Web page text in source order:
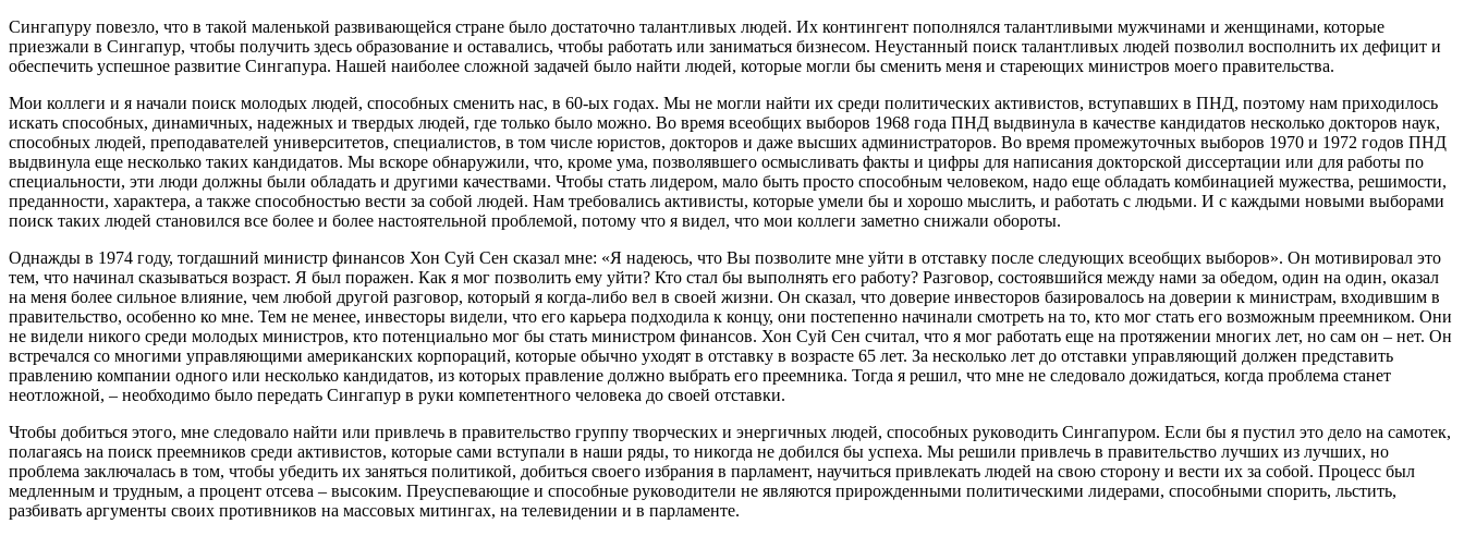
Сингапуру повезло, что в такой маленькой развивающейся стране было достаточно талантливых людей. Их контингент пополнялся талантливыми мужчинами и женщинами, которые
приезжали в Сингапур, чтобы получить здесь образование и оставались, чтобы работать или заниматься бизнесом. Неустанный поиск талантливых людей позволил восполнить их дефицит и
обеспечить успешное развитие Сингапура. Нашей наиболее сложной задачей было найти людей, которые могли бы сменить меня и стареющих министров моего правительства.
Мои коллеги и я начали поиск молодых людей, способных сменить нас, в 60-ых годах. Мы не могли найти их среди политических активистов, вступавших в ПНД, поэтому нам приходилось
искать способных, динамичных, надежных и твердых людей, где только было можно. Во время всеобщих выборов 1968 года ПНД выдвинула в качестве кандидатов несколько докторов наук,
способных людей, преподавателей университетов, специалистов, в том числе юристов, докторов и даже высших администраторов. Во время промежуточных выборов 1970 и 1972 годов ПНД
выдвинула еще несколько таких кандидатов. Мы вскоре обнаружили, что, кроме ума, позволявшего осмысливать факты и цифры для написания докторской диссертации или для работы по
специальности, эти люди должны были обладать и другими качествами. Чтобы стать лидером, мало быть просто способным человеком, надо еще обладать комбинацией мужества, решимости,
преданности, характера, а также способностью вести за собой людей. Нам требовались активисты, которые умели бы и хорошо мыслить, и работать с людьми. И с каждыми новыми выборами
поиск таких людей становился все более и более настоятельной проблемой, потому что я видел, что мои коллеги заметно снижали обороты.
Однажды в 1974 году, тогдашний министр финансов Хон Суй Сен сказал мне: «Я надеюсь, что Вы позволите мне уйти в отставку после следующих всеобщих выборов». Он мотивировал это
тем, что начинал сказываться возраст. Я был поражен. Как я мог позволить ему уйти? Кто стал бы выполнять его работу? Разговор, состоявшийся между нами за обедом, один на один, оказал
на меня более сильное влияние, чем любой другой разговор, который я когда-либо вел в своей жизни. Он сказал, что доверие инвесторов базировалось на доверии к министрам, входившим в
правительство, особенно ко мне. Тем не менее, инвесторы видели, что его карьера подходила к концу, они постепенно начинали смотреть на то, кто мог стать его возможным преемником. Они
не видели никого среди молодых министров, кто потенциально мог бы стать министром финансов. Хон Суй Сен считал, что я мог работать еще на протяжении многих лет, но сам он – нет. Он
встречался со многими управляющими американских корпораций, которые обычно уходят в отставку в возрасте 65 лет. За несколько лет до отставки управляющий должен представить
правлению компании одного или несколько кандидатов, из которых правление должно выбрать его преемника. Тогда я решил, что мне не следовало дожидаться, когда проблема станет
неотложной, – необходимо было передать Сингапур в руки компетентного человека до своей отставки.
Чтобы добиться этого, мне следовало найти или привлечь в правительство группу творческих и энергичных людей, способных руководить Сингапуром. Если бы я пустил это дело на самотек,
полагаясь на поиск преемников среди активистов, которые сами вступали в наши ряды, то никогда не добился бы успеха. Мы решили привлечь в правительство лучших из лучших, но
проблема заключалась в том, чтобы убедить их заняться политикой, добиться своего избрания в парламент, научиться привлекать людей на свою сторону и вести их за собой. Процесс был
медленным и трудным, а процент отсева – высоким. Преуспевающие и способные руководители не являются прирожденными политическими лидерами, способными спорить, льстить,
разбивать аргументы своих противников на массовых митингах, на телевидении и в парламенте.